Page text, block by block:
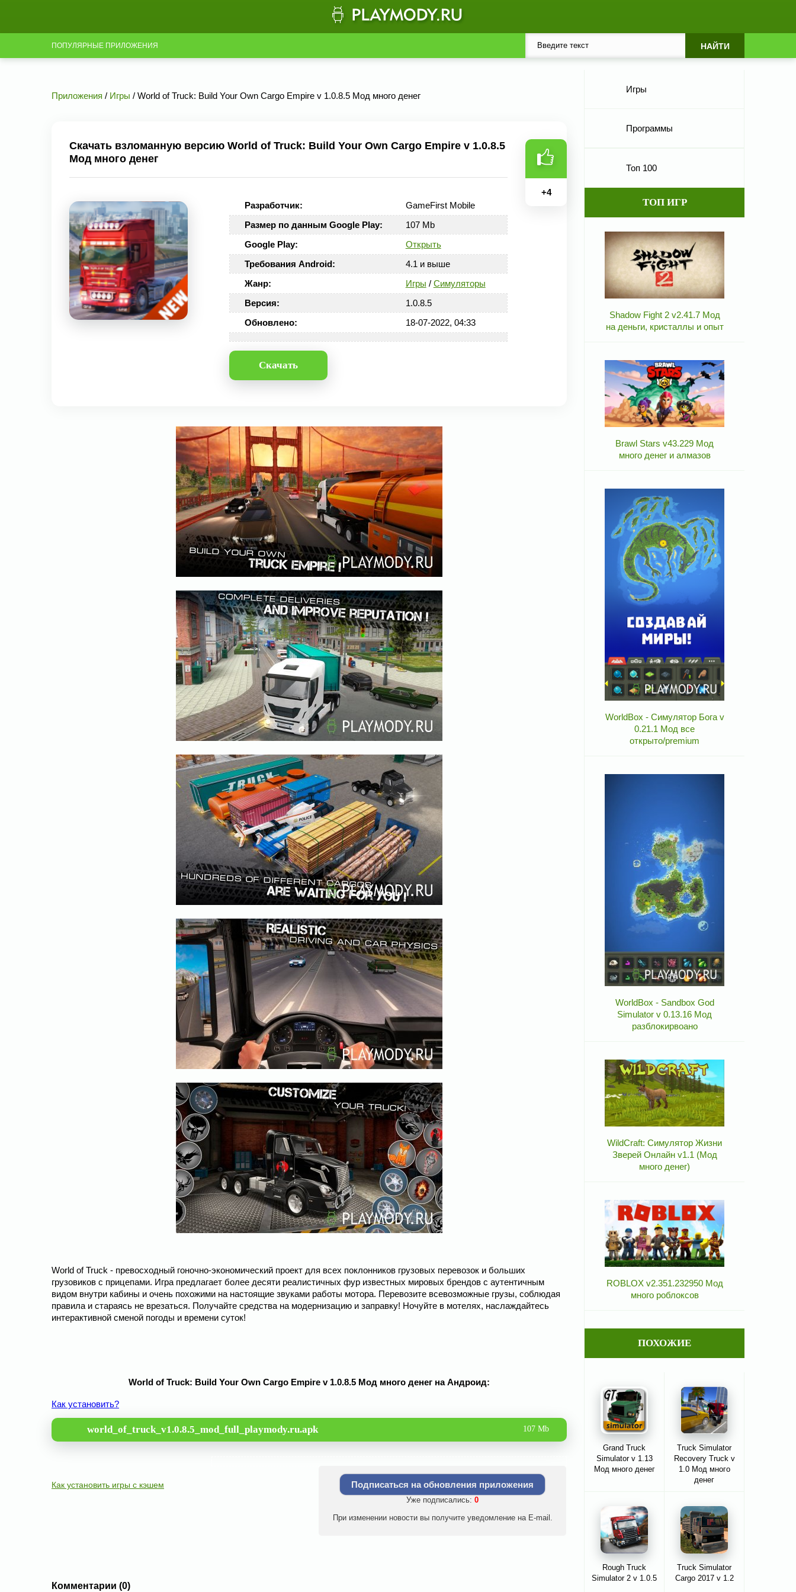
ПОПУЛЯРНЫЕ ПРИЛОЖЕНИЯ
Приложения / Игры / World of Truck: Build Your Own Cargo Empire v 1.0.8.5 Мод много денег
Скачать взломанную версию World of Truck: Build Your Own Cargo Empire v 1.0.8.5
Мод много денег
Разработчик:
GameFirst Mobile
Размер по данным Google Play:
107 Mb
Google Play:
Открыть
Требования Android:
4.1 и выше
Жанр:
Игры / Симуляторы
Версия:
1.0.8.5
Обновлено:
18-07-2022, 04:33
Скачать
+4
World of Truck - превосходный гоночно-экономический проект для всех поклонников грузовых перевозок и больших
грузовиков с прицепами. Игра предлагает более десяти реалистичных фур известных мировых брендов с аутентичным
видом внутри кабины и очень похожими на настоящие звуками работы мотора. Перевозите всевозможные грузы, соблюдая
правила и стараясь не врезаться. Получайте средства на модернизацию и заправку! Ночуйте в мотелях, наслаждайтесь
интерактивной сменой погоды и времени суток!
World of Truck: Build Your Own Cargo Empire v 1.0.8.5 Мод много денег на Андроид:
Как установить?
world_of_truck_v1.0.8.5_mod_full_playmody.ru.apk 107 Mb
Как установить игры с кэшем Подписаться на обновления приложения
Уже подписались: 0
При изменении новости вы получите уведомление на E-mail.
Комментарии (0)
Игры
Программы
Топ 100
ТОП ИГР
Shadow Fight 2 v2.41.7 Мод
на деньги, кристаллы и опыт
Brawl Stars v43.229 Мод
много денег и алмазов
WorldBox - Симулятор Бога v
0.21.1 Мод все
открыто/premium
WorldBox - Sandbox God
Simulator v 0.13.16 Мод
разблокирвоано
WildCraft: Симулятор Жизни
Зверей Онлайн v1.1 (Мод
много денег)
ROBLOX v2.351.232950 Мод
много роблоксов
ПОХОЖИЕ
Grand Truck
Simulator v 1.13
Мод много денег
Truck Simulator
Recovery Truck v
1.0 Мод много
денег
Rough Truck
Simulator 2 v 1.0.5
Truck Simulator
Cargo 2017 v 1.2